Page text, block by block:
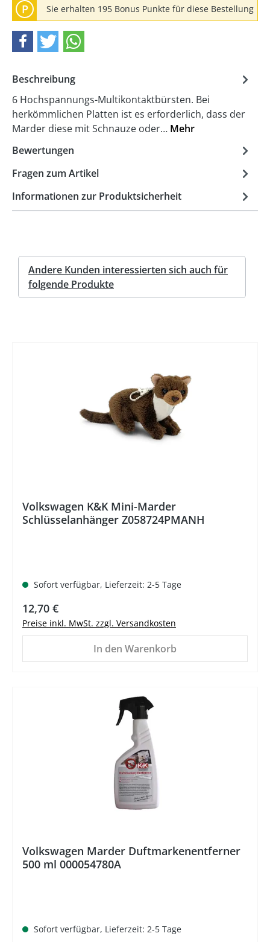
P Sie erhalten 195 Bonus Punkte für diese Bestellung
Beschreibung
6 Hochspannungs-Multikontaktbürsten. Bei
herkömmlichen Platten ist es erforderlich, dass der
Marder diese mit Schnauze oder… Mehr
Bewertungen
Fragen zum Artikel
Informationen zur Produktsicherheit
Andere Kunden interessierten sich auch für
folgende Produkte
Volkswagen K&K Mini-Marder
Schlüsselanhänger Z058724PMANH
Sofort verfügbar, Lieferzeit: 2-5 Tage
Regulärer Preis:
12,70 €
Preise inkl. MwSt. zzgl. Versandkosten
In den Warenkorb
Volkswagen Marder Duftmarkenentferner
500 ml 000054780A
Sofort verfügbar, Lieferzeit: 2-5 Tage